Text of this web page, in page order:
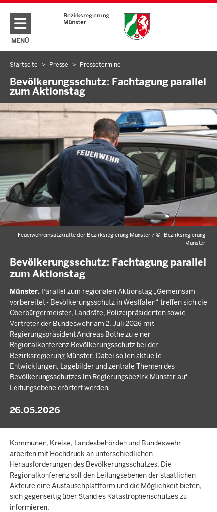
Direkt zum Inhalt
MENÜ
NAVIGATION AKTIVIEREN/DEAKTIVIEREN: HAUPTMENÜ
Sie
befinden
sich
hier
Startseite Presse Pressetermine
Bevölkerungsschutz: Fachtagung parallel
zum Aktionstag
Feuerwehreinsatzkräfte der Bezirksregierung Münster /© Bezirksregierung
Münster
Bevölkerungsschutz: Fachtagung parallel
zum Aktionstag
Münster. Parallel zum regionalen Aktionstag „Gemeinsam
vorbereitet - Bevölkerungsschutz in Westfalen“ treffen sich die
Oberbürgermeister, Landräte, Polizeipräsidenten sowie
Vertreter der Bundeswehr am 2. Juli 2026 mit
Regierungspräsident Andreas Bothe zu einer
Regionalkonferenz Bevölkerungsschutz bei der
Bezirksregierung Münster. Dabei sollen aktuelle
Entwicklungen, Lagebilder und zentrale Themen des
Bevölkerungsschutzes im Regierungsbezirk Münster auf
Leitungsebene erörtert werden.
26.05.2026
Kommunen, Kreise, Landesbehörden und Bundeswehr
arbeiten mit Hochdruck an unterschiedlichen
Herausforderungen des Bevölkerungsschutzes. Die
Regionalkonferenz soll den Leitungsebenen der staatlichen
Akteure eine Austauschplattform und die Möglichkeit bieten,
sich gegenseitig über Stand es Katastrophenschutzes zu
informieren.